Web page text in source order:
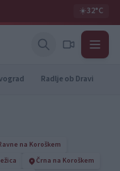
☀️32°C
Radlje ob Dravi
na Koroškem
Črna na Koroškem